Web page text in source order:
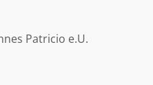
Patricio e.U.